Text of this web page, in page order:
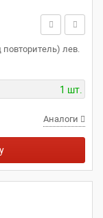
лев.
1 шт.
Аналоги